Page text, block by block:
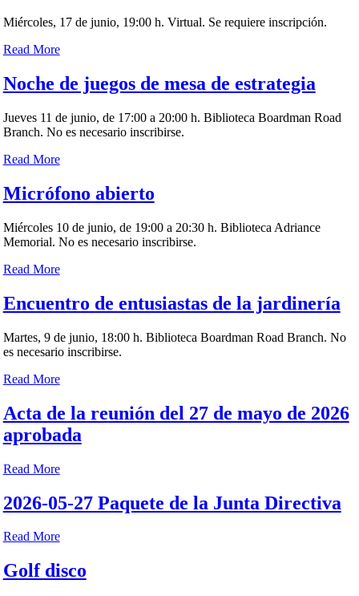
Miércoles, 17 de junio, 19:00 h. Virtual. Se requiere inscripción.
Read More
Noche de juegos de mesa de estrategia
Jueves 11 de junio, de 17:00 a 20:00 h. Biblioteca Boardman Road
Branch. No es necesario inscribirse.
Read More
Micrófono abierto
Miércoles 10 de junio, de 19:00 a 20:30 h. Biblioteca Adriance
Memorial. No es necesario inscribirse.
Read More
Encuentro de entusiastas de la jardinería
Martes, 9 de junio, 18:00 h. Biblioteca Boardman Road Branch. No
es necesario inscribirse.
Read More
Acta de la reunión del 27 de mayo de 2026
aprobada
Read More
2026-05-27 Paquete de la Junta Directiva
Read More
Golf disco